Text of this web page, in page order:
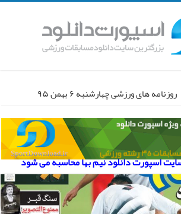
روزنامه های ورزشی چهارشنبه ۶ بهمن ۹۵
اسپورت دانلود نیم بها محاسبه می شود